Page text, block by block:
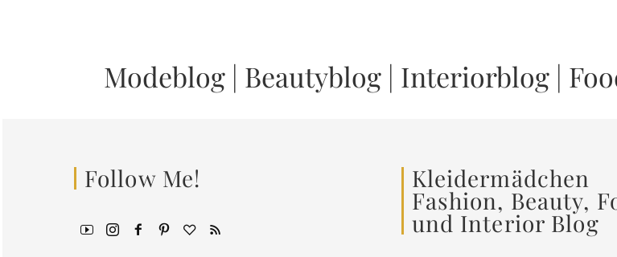
Modeblog | Beautyblog | Interiorblog |
Follow Me! Kleidermädchen
Fashion, Beauty,
und Interior Blog